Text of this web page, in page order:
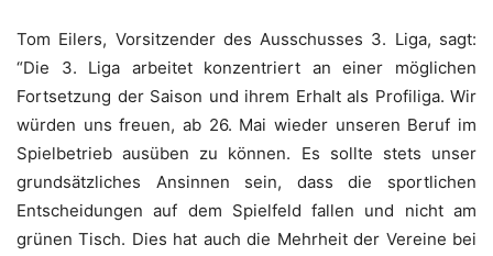
Tom Eilers, Vorsitzender des Ausschusses 3. Liga, sagt:
“Die 3. Liga arbeitet konzentriert an einer möglichen
Fortsetzung der Saison und ihrem Erhalt als Profiliga. Wir
würden uns freuen, ab 26. Mai wieder unseren Beruf im
Spielbetrieb ausüben zu können. Es sollte stets unser
grundsätzliches Ansinnen sein, dass die sportlichen
Entscheidungen auf dem Spielfeld fallen und nicht am
grünen Tisch. Dies hat auch die Mehrheit der Vereine bei